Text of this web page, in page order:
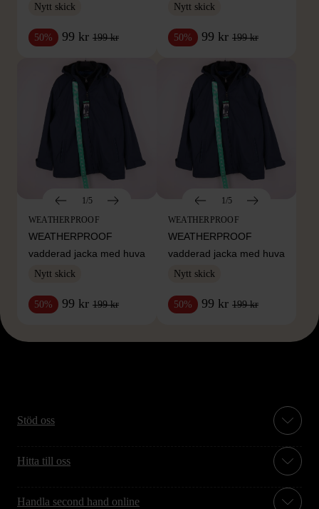
Nytt skick
50% 99 kr 199 kr
Nytt skick
50% 99 kr 199 kr
1/5
WEATHERPROOF
WEATHERPROOF
vadderad jacka med huva
Nytt skick
50% 99 kr 199 kr
1/5
WEATHERPROOF
WEATHERPROOF
vadderad jacka med huva
Nytt skick
50% 99 kr 199 kr
Stöd oss
Hitta till oss
Handla second hand online